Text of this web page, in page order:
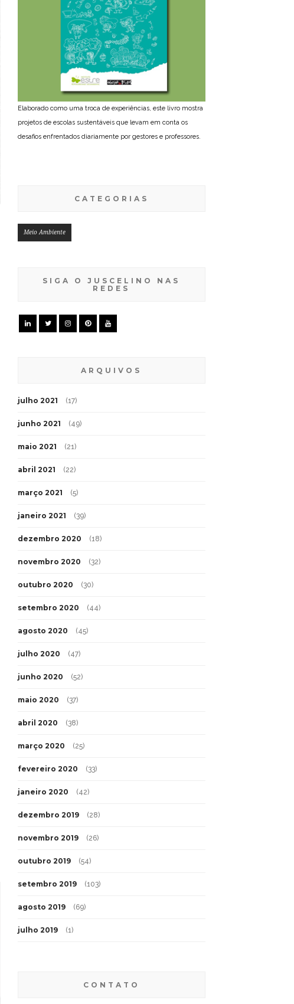
Elaborado como uma troca de experiências, este livro mostra
projetos de escolas sustentáveis que levam em conta os
desafios enfrentados diariamente por gestores e professores.
CATEGORIAS
Meio Ambiente
SIGA O JUSCELINO NAS
REDES
ARQUIVOS
julho 2021 (17)
junho 2021 (49)
maio 2021 (21)
abril 2021 (22)
março 2021 (5)
janeiro 2021 (39)
dezembro 2020 (18)
novembro 2020 (32)
outubro 2020 (30)
setembro 2020 (44)
agosto 2020 (45)
julho 2020 (47)
junho 2020 (52)
maio 2020 (37)
abril 2020 (38)
março 2020 (25)
fevereiro 2020 (33)
janeiro 2020 (42)
dezembro 2019 (28)
novembro 2019 (26)
outubro 2019 (54)
setembro 2019 (103)
agosto 2019 (69)
julho 2019 (1)
CONTATO